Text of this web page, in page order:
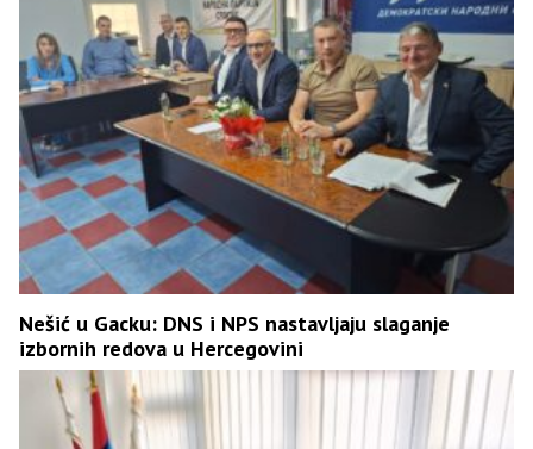
Nešić u Gacku: DNS i NPS nastavljaju slaganje
izbornih redova u Hercegovini